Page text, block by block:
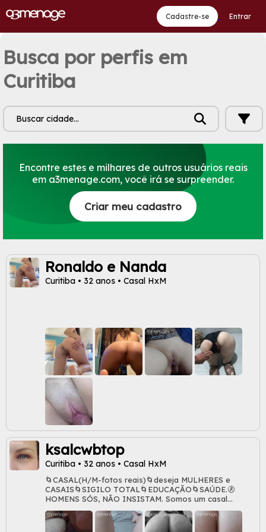
Cadastre-se Entrar
Busca por perfis em
Curitiba
Buscar cidade...
Encontre estes e milhares de outros usuários reais
em a3menage.com, você irá se surpreender.
Criar meu cadastro
Ronaldo e Nanda
Curitiba • 32 anos • Casal HxM
ksalcwbtop
Curitiba • 32 anos • Casal HxM
🌀CASAL(H/M-fotos reais)🌀deseja MULHERES e
CASAIS🌀SIGILO TOTAL🌀EDUCAÇÃO🌀SAÚDE.🚷
HOMENS SÓS, NÃO INSISTAM. Somos um casal
saímos separados e ambos com ensino superior.❤️‍🔥
Procuramos momentos íntimos, sem vínculos